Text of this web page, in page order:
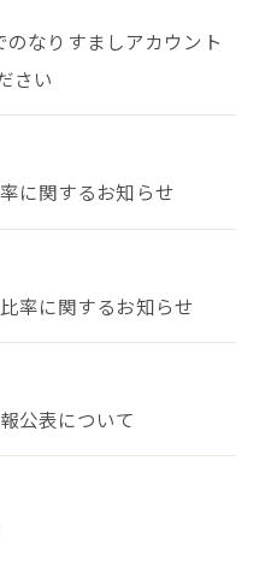
なりすましアカウント
さい
に関するお知らせ
率に関するお知らせ
公表について